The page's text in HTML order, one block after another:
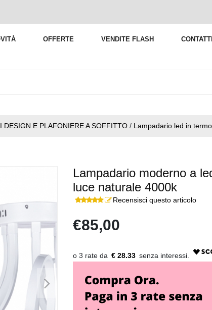
OFFERTE VENDITE FLASH CONTATTI
DESIGN E PLAFONIERE A SOFFITTO / Lampadario led in
>
Lampadario moderno a
luce naturale 4000k
Recensisci questo articolo
€85,00
€ 28.33